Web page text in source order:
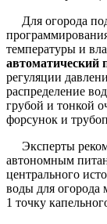
Для огорода
температуры и
автоматический
регуляции
распределение
грубой и тонкой
форсунок и
Эксперты
автономным
центрального
воды для огорода
1 точку